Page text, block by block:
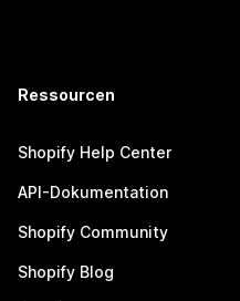
Ressourcen
Shopify Help Center
API-Dokumentation
Shopify Community
Shopify Blog